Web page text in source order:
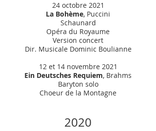
24 octobre 2021
La Bohème, Puccini
Schaunard
Opéra du Royaume
Version concert
Dir. Musicale Dominic Boulianne
12 et 14 novembre 2021
Ein Deutsches Requiem, Brahms
Baryton solo
Choeur de la Montagne
2020